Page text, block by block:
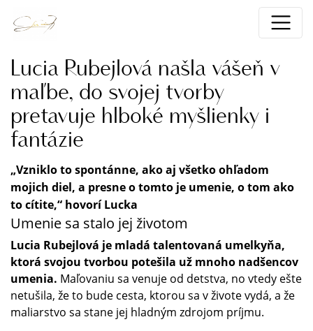
Lucia Rubejlová našla vášeň v
maľbe, do svojej tvorby
pretavuje hlboké myšlienky i
fantázie
„Vzniklo to spontánne, ako aj všetko ohľadom
mojich diel, a presne o tomto je umenie, o tom ako
to cítite,“ hovorí Lucka
Umenie sa stalo jej životom
Lucia Rubejlová je mladá talentovaná umelkyňa,
ktorá svojou tvorbou potešila už mnoho nadšencov
umenia. Maľovaniu sa venuje od detstva, no vtedy ešte
netušila, že to bude cesta, ktorou sa v živote vydá, a že
maliarstvo sa stane jej hladným zdrojom príjmu.